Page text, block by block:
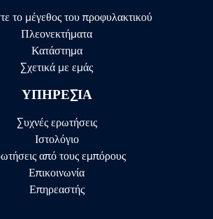
το μέγεθος του προφυλακτικού
Πλεονεκτήματα
Κατάστημα
Σχετικά με εμάς
ΥΠΗΡΕΣΊΑ
Συχνές ερωτήσεις
Ιστολόγιο
από τους εμπόρους
Επικοινωνία
Επηρεαστής